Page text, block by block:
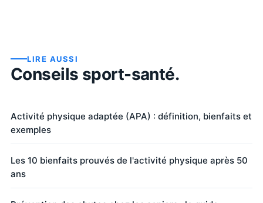
LIRE AUSSI
Conseils sport-santé.
Activité physique adaptée (APA) : définition, bienfaits et
exemples
Les 10 bienfaits prouvés de l'activité physique après 50
ans